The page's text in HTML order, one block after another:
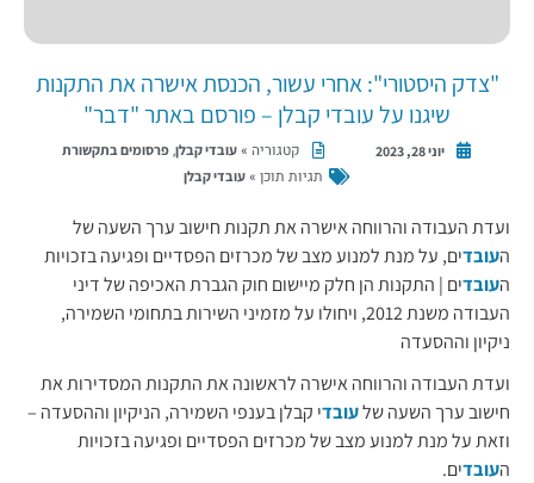
"צדק היסטורי": אחרי עשור, הכנסת אישרה את התקנות
שיגנו על עובדי קבלן – פורסם באתר "דבר"
יוני 28, 2023 קטגוריה » עובדי קבלן, פרסומים בתקשורת
תגיות תוכן » עובדי קבלן
ועדת העבודה והרווחה אישרה את תקנות חישוב ערך השעה של
העובדים, על מנת למנוע מצב של מכרזים הפסדיים ופגיעה בזכויות
העובדים | התקנות הן חלק מיישום חוק הגברת האכיפה של דיני
העבודה משנת 2012, ויחולו על מזמיני השירות בתחומי השמירה,
ניקיון וההסעדה
ועדת העבודה והרווחה אישרה לראשונה את התקנות המסדירות את
חישוב ערך השעה שלעובדי קבלן בענפי השמירה, הניקיון וההסעדה –
וזאת על מנת למנוע מצב של מכרזים הפסדיים ופגיעה בזכויות
העובדים.